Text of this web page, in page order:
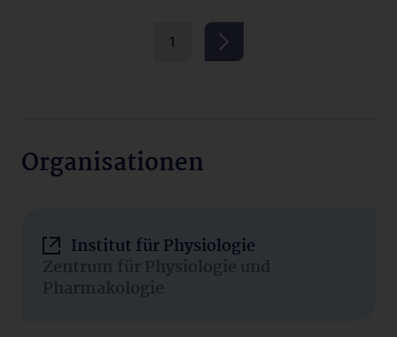
1
Organisationen
Institut für Physiologie
Zentrum für Physiologie und
Pharmakologie